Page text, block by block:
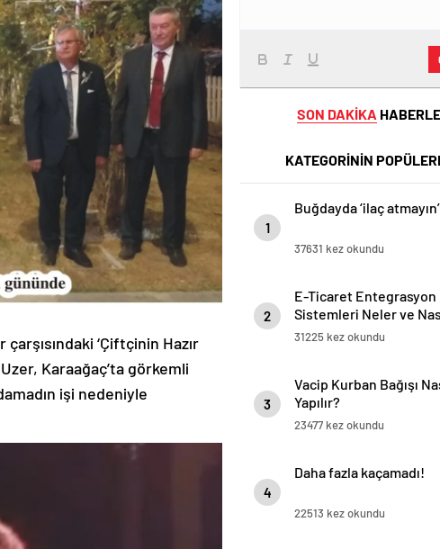
‘Çiftçinin Hazır
Karaağaç’ta görkemli
işi nedeniyle
SON DAKİKA
KATEGORİNİN
1
Buğdayda ‘ilaç
37631 kez okundu
2
E-Ticaret Entegrasyon
Sistemleri Neler ve
Yapılır?
31225 kez okundu
3
Vacip Kurban Bağışı
Yapılır?
23477 kez okundu
4
Daha fazla kaçamadı!
22513 kez okundu